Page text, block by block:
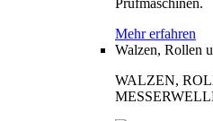
Prüfmaschinen.
Mehr erfahren
Walzen, Rollen
WALZEN,